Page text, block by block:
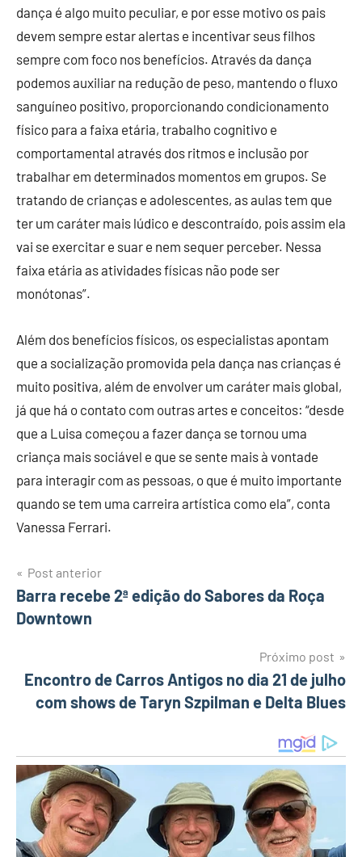
dança é algo muito peculiar, e por esse motivo os pais
devem sempre estar alertas e incentivar seus filhos
sempre com foco nos benefícios. Através da dança
podemos auxiliar na redução de peso, mantendo o fluxo
sanguíneo positivo, proporcionando condicionamento
físico para a faixa etária, trabalho cognitivo e
comportamental através dos ritmos e inclusão por
trabalhar em determinados momentos em grupos. Se
tratando de crianças e adolescentes, as aulas tem que
ter um caráter mais lúdico e descontraído, pois assim ela
vai se exercitar e suar e nem sequer perceber. Nessa
faixa etária as atividades físicas não pode ser
monótonas”.
Além dos benefícios físicos, os especialistas apontam
que a socialização promovida pela dança nas crianças é
muito positiva, além de envolver um caráter mais global,
já que há o contato com outras artes e conceitos: “desde
que a Luisa começou a fazer dança se tornou uma
criança mais sociável e que se sente mais à vontade
para interagir com as pessoas, o que é muito importante
quando se tem uma carreira artística como ela”, conta
Vanessa Ferrari.
Navegação
de
Post anterior
Barra recebe 2ª edição do Sabores da Roça
Downtown
Próximo post
Encontro de Carros Antigos no dia 21 de julho
com shows de Taryn Szpilman e Delta Blues